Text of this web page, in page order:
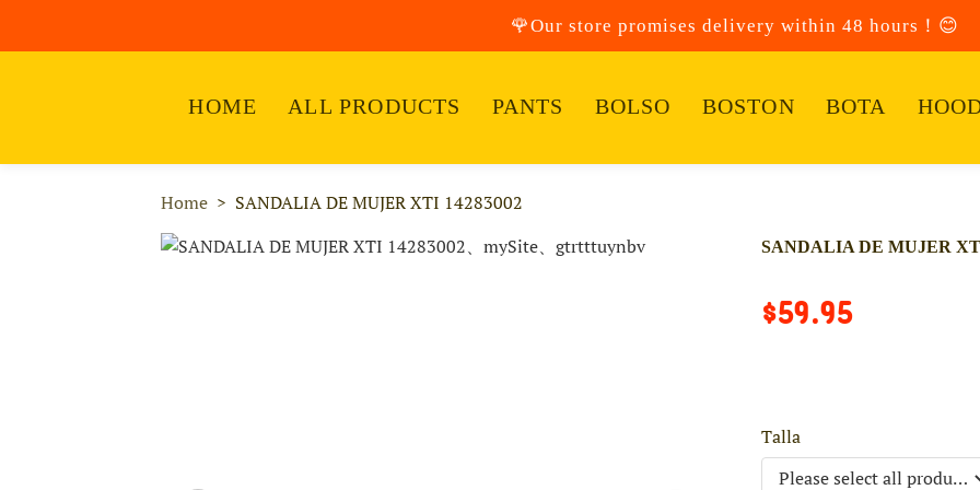
HOME ALL PRODUCTS PANTS BOLSO BOSTON BOTA
🌹Our store promises delivery within 48 hours！😊
Home SANDALIA DE MUJER XTI 14283002
SANDALIA DE MUJER
$59.95
Talla